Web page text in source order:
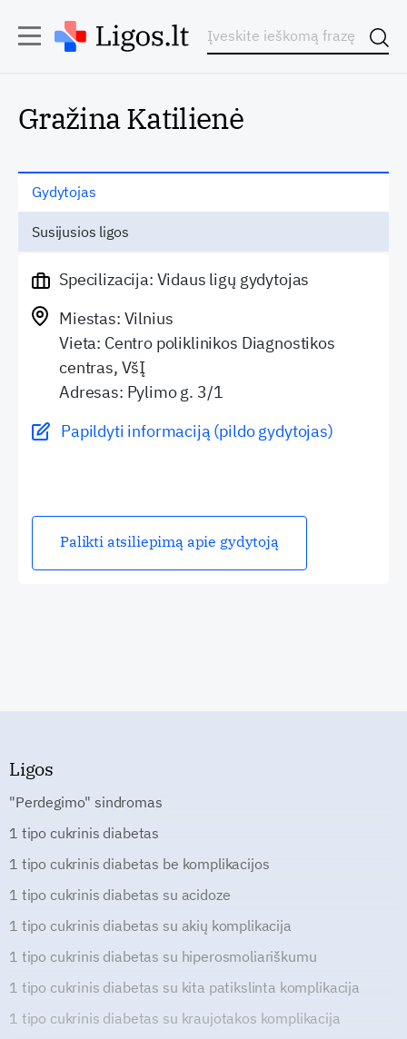
Gražina Katilienė
Gydytojas
Susijusios ligos
Specilizacija: Vidaus ligų gydytojas
Miestas: Vilnius
Vieta: Centro poliklinikos Diagnostikos
centras, VšĮ
Adresas: Pylimo g. 3/1
Papildyti informaciją (pildo gydytojas)
Palikti atsiliepimą apie gydytoją
Ligos
"Perdegimo" sindromas
1 tipo cukrinis diabetas
1 tipo cukrinis diabetas be komplikacijos
1 tipo cukrinis diabetas su acidoze
1 tipo cukrinis diabetas su akių komplikacija
1 tipo cukrinis diabetas su hiperosmoliariškumu
1 tipo cukrinis diabetas su kita patikslinta komplikacija
1 tipo cukrinis diabetas su kraujotakos komplikacija